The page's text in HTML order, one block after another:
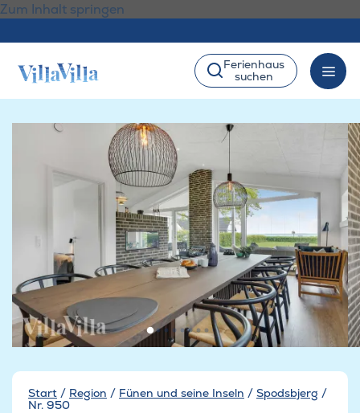
Zum Inhalt springen
Ferienhaus
suchen
Start / Region / Fünen und seine Inseln / Spodsbjerg /
Nr. 950